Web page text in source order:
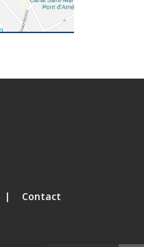
Contact